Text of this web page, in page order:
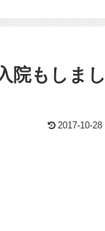
院もしまし
2017-10-28